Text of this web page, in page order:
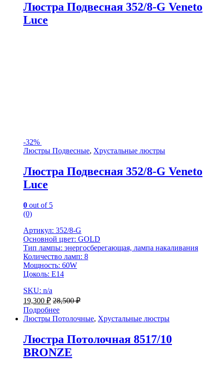
Люстра Подвесная 352/8-G Veneto
Luce
-32%
Люстры Подвесные, Хрустальные люстры
Люстра Подвесная 352/8-G Veneto
Luce
0 out of 5
(0)
Артикул: 352/8-G
Основной цвет: GOLD
Тип лампы: энергосберегающая, лампа накаливания
Количество ламп: 8
Мощность: 60W
Цоколь: Е14
SKU: n/a
19,300 ₽ 28,500₽
Подробнее
Люстры Потолочные, Хрустальные люстры
Люстра Потолочная 8517/10
BRONZE